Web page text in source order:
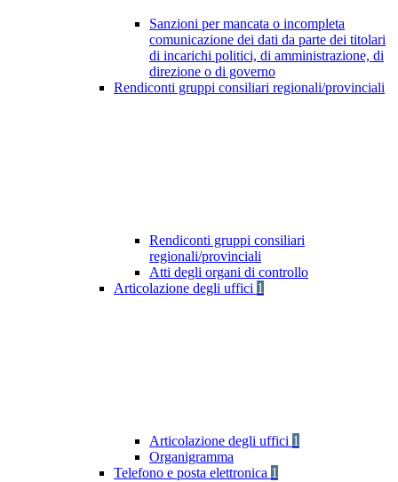
Sanzioni per mancata o incompleta
comunicazione dei dati da parte dei titolari
di incarichi politici, di amministrazione, di
direzione o di governo
Rendiconti gruppi consiliari regionali/provinciali
Rendiconti gruppi consiliari
regionali/provinciali
Atti degli organi di controllo
Articolazione degli uffici 1
Articolazione degli uffici 1
Organigramma
Telefono e posta elettronica 1